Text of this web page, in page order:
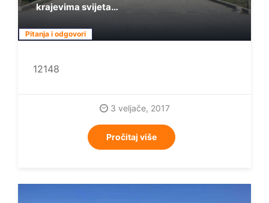
krajevima svijeta…
Pitanja i odgovori
12148
Pročitaj više
3 veljače, 2017